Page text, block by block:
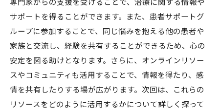
サポートを得ることができます。また、患者サポートグ
ループに参加することで、同じ悩みを抱える他の患者や
家族と交流し、経験を共有することができるため、心の
安定を図る助けとなります。さらに、オンラインリソー
スやコミュニティも活用することで、情報を得たり、感
情を共有したりする場が広がります。次回は、これらの
リソースをどのように活用するかについて詳しく探って